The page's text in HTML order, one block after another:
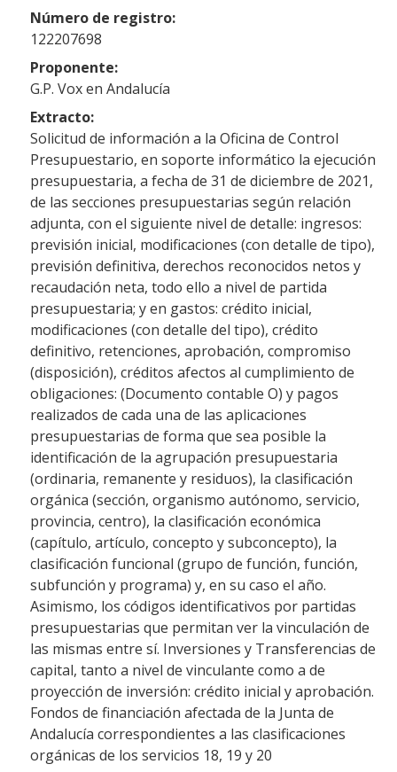
Número de registro:
122207698
Proponente:
G.P. Vox en Andalucía
Extracto:
Solicitud de información a la Oficina de Control
Presupuestario, en soporte informático la ejecución
presupuestaria, a fecha de 31 de diciembre de 2021,
de las secciones presupuestarias según relación
adjunta, con el siguiente nivel de detalle: ingresos:
previsión inicial, modificaciones (con detalle de tipo),
previsión definitiva, derechos reconocidos netos y
recaudación neta, todo ello a nivel de partida
presupuestaria; y en gastos: crédito inicial,
modificaciones (con detalle del tipo), crédito
definitivo, retenciones, aprobación, compromiso
(disposición), créditos afectos al cumplimiento de
obligaciones: (Documento contable O) y pagos
realizados de cada una de las aplicaciones
presupuestarias de forma que sea posible la
identificación de la agrupación presupuestaria
(ordinaria, remanente y residuos), la clasificación
orgánica (sección, organismo autónomo, servicio,
provincia, centro), la clasificación económica
(capítulo, artículo, concepto y subconcepto), la
clasificación funcional (grupo de función, función,
subfunción y programa) y, en su caso el año.
Asimismo, los códigos identificativos por partidas
presupuestarias que permitan ver la vinculación de
las mismas entre sí. Inversiones y Transferencias de
capital, tanto a nivel de vinculante como a de
proyección de inversión: crédito inicial y aprobación.
Fondos de financiación afectada de la Junta de
Andalucía correspondientes a las clasificaciones
orgánicas de los servicios 18, 19 y 20